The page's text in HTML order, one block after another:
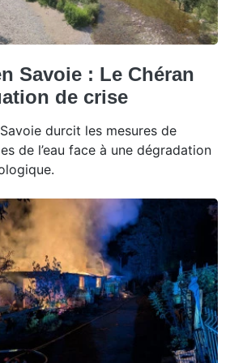
Savoie : Le Chéran
de crise
durcit les mesures de
de l’eau face à une dégradation